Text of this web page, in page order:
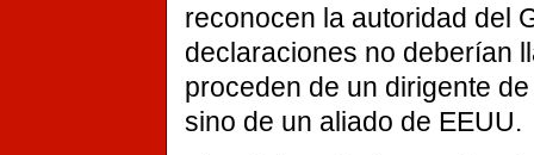
reconocen la autoridad del
declaraciones no deberían
proceden de un dirigente
sino de un aliado de EEUU.